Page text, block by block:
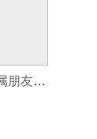
种植app开发 种植者专属朋友圈